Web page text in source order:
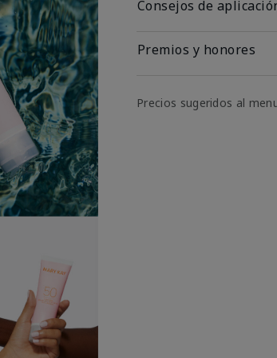
Consejos de
Premios y honores
Precios sugeridos al